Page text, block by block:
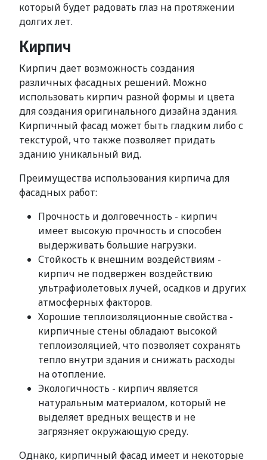
который будет радовать глаз на протяжении
долгих лет.
Кирпич
Кирпич дает возможность создания
различных фасадных решений. Можно
использовать кирпич разной формы и цвета
для создания оригинального дизайна здания.
Кирпичный фасад может быть гладким либо с
текстурой, что также позволяет придать
зданию уникальный вид.
Преимущества использования кирпича для
фасадных работ:
Прочность и долговечность - кирпич
имеет высокую прочность и способен
выдерживать большие нагрузки.
Стойкость к внешним воздействиям -
кирпич не подвержен воздействию
ультрафиолетовых лучей, осадков и других
атмосферных факторов.
Хорошие теплоизоляционные свойства -
кирпичные стены обладают высокой
теплоизоляцией, что позволяет сохранять
тепло внутри здания и снижать расходы
на отопление.
Экологичность - кирпич является
натуральным материалом, который не
выделяет вредных веществ и не
загрязняет окружающую среду.
Однако, кирпичный фасад имеет и некоторые